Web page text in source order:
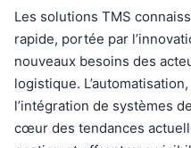
Les solutions TMS
rapide, portée par
nouveaux besoins des
logistique.
l’intégration de systèmes
cœur des tendances